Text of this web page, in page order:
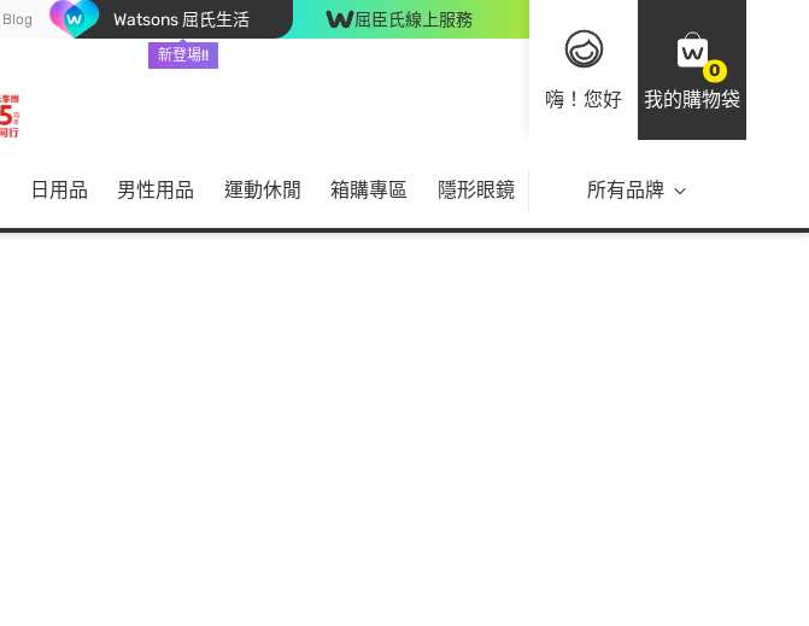
Blog Watsons 屈氏生活
新登場!!
屈臣氏線上服務
嗨！您好
0
我的購物袋
日用品 男性用品 運動休閒 箱購專區 隱形眼鏡 所有品牌